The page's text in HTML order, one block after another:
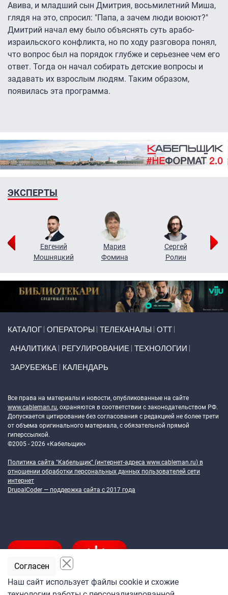
Авива, и младший сын Дмитрия, восьмилетний Миша,
глядя на это, спросил: "Папа, а зачем люди воюют?"
Дмитрий начал ему было объяснять суть арабо-
израильского конфликта, но по ходу разговора понял,
что вопрос был на порядок глубже и серьезнее чем его
ответ. Тогда он начал собирать детские вопросы и
задавать их взрослым людям. Таким образом,
появилась эта программа.
ЭКСПЕРТЫ
Евгений
Мошняцкий
Мария
Фомина
Сергей
Ролин
КАТАЛОГ ОПЕРАТОРЫ ТЕЛЕКАНАЛЫ ОТТ
АНАЛИТИКА РЕГУЛИРОВАНИЕ ТЕХНОЛОГИИ
ЗАРУБЕЖЬЕ КАЛЕНДАРЬ
Все права на материалы и новости, опубликованные на сайте
www.cableman.ru, охраняются в соответствии с законодательством РФ.
Допускается цитирование без согласования с редакцией не более трети
от объема оригинального материала, с обязательной прямой
гиперссылкой.
©2005 - 2026 «Кабельщик»
Политика сайта "Кабельщик" (интернет-адреса www.cableman.ru) в
отношении обработки персональных данных пользователей сети
интернет
DrupalCoder — поддержка сайта c 2017 года
Наш сайт использует файлы cookie и схожие
Согласен